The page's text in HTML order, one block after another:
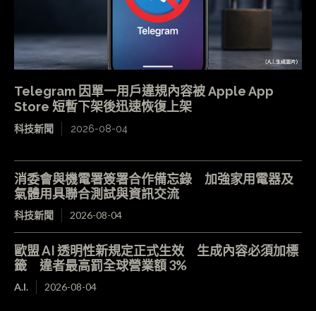
Telegram 因單一用戶違規內容被 Apple App
Store 短暫下架後迅速恢復上架
科技新聞 2026-08-04
消委會與機電署簽署合作備忘錄 加強家用電器及
氣體用具聯合測試與資訊交流
科技新聞 2026-08-04
歐盟 AI 透明性新規定正式生效 生成內容必須加標
籤 違者最高罰全球營業額 3%
A.I. 2026-08-04